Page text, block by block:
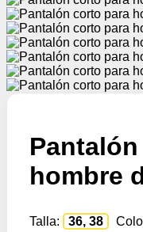
hombre
Talla: 36, 38